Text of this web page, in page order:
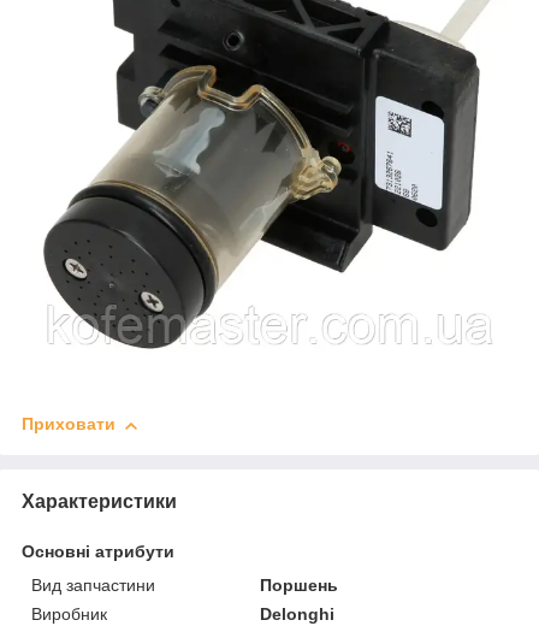
Приховати
Характеристики
Основні атрибути
Вид запчастини
Поршень
Виробник
Delonghi